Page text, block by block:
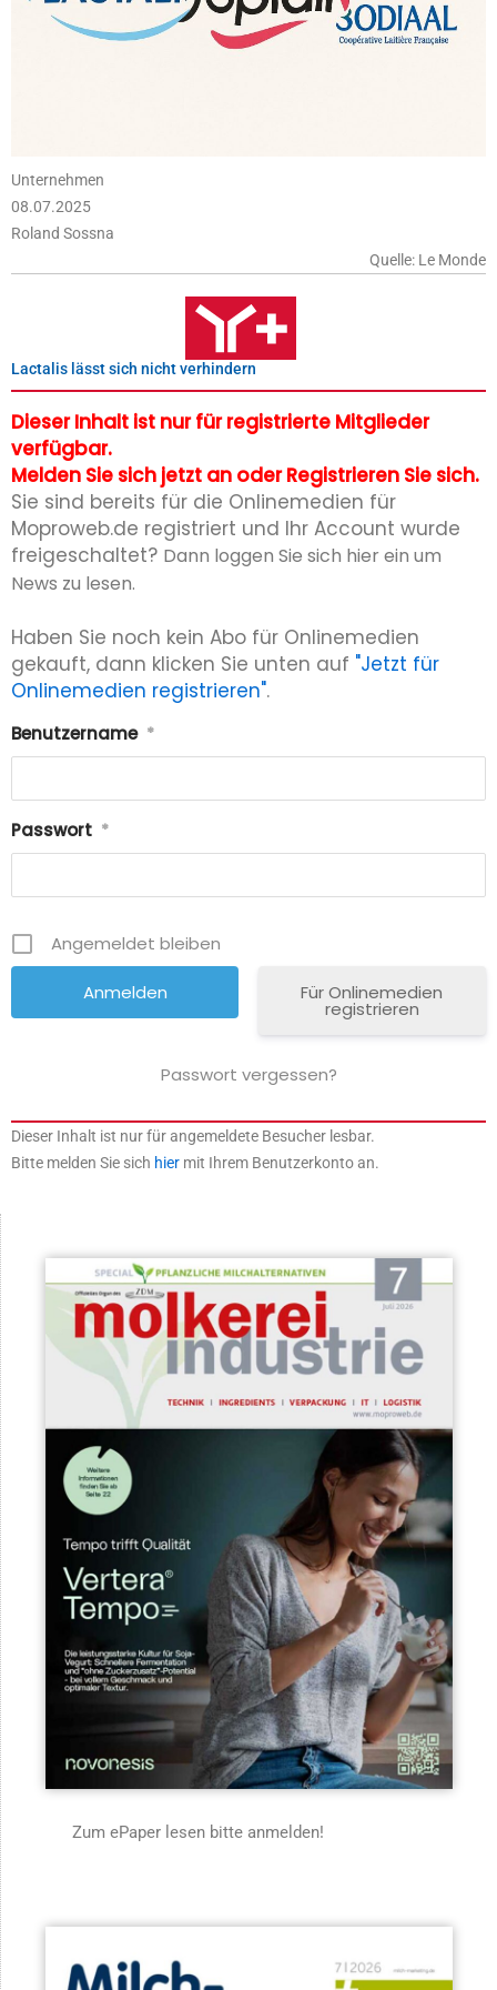
Unternehmen
08.07.2025
Roland Sossna
Quelle: Le Monde
Lactalis lässt sich nicht verhindern
Dieser Inhalt ist nur für registrierte Mitglieder
verfügbar.
Melden Sie sich jetzt an oder Registrieren Sie sich.
Sie sind bereits für die Onlinemedien für
Moproweb.de registriert und Ihr Account wurde
freigeschaltet? Dann loggen Sie sich hier ein um
News zu lesen.
Haben Sie noch kein Abo für Onlinemedien
gekauft, dann klicken Sie unten auf "Jetzt für
Onlinemedien registrieren".
Benutzername *
Passwort *
Angemeldet bleiben
Für Onlinemedien
registrieren
Passwort vergessen?
Dieser Inhalt ist nur für angemeldete Besucher lesbar.
Bitte melden Sie sich hier mit Ihrem Benutzerkonto an.
Zum ePaper lesen bitte anmelden!